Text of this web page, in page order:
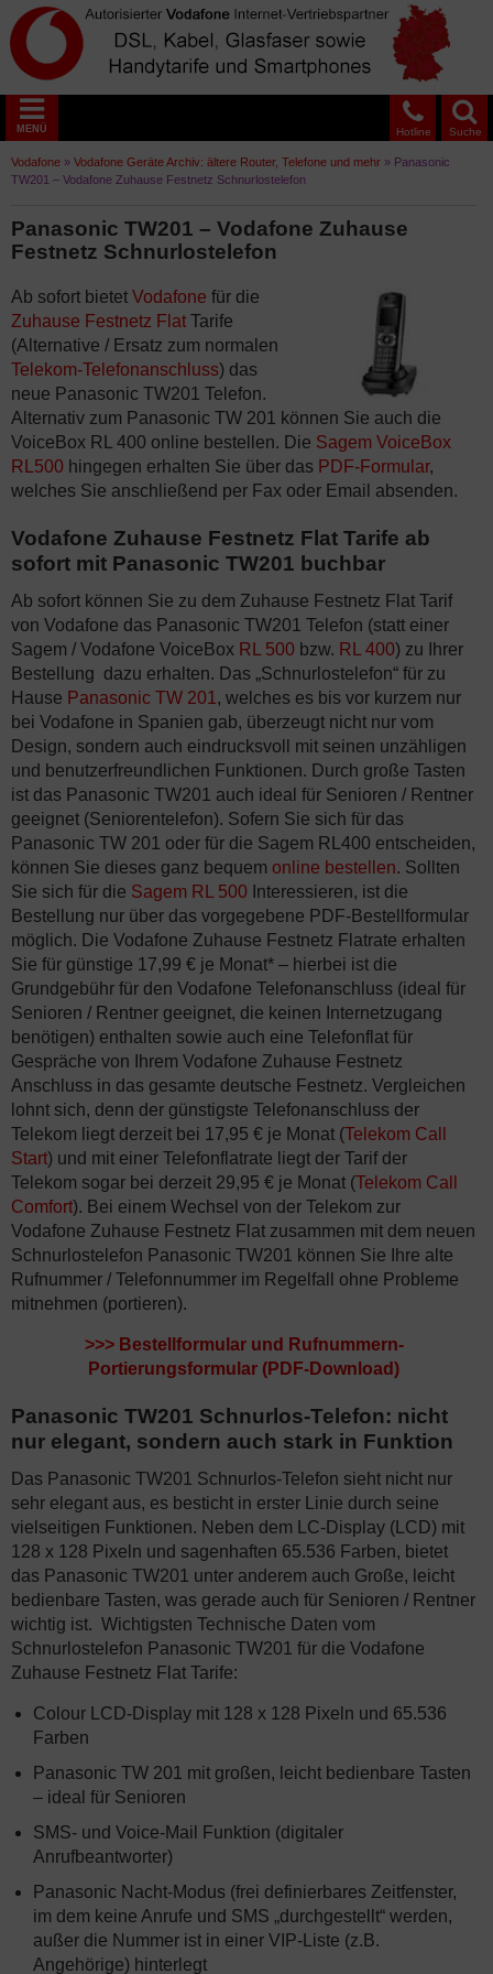
Suche
Hotline
MENÜ
Vodafone » Vodafone Geräte Archiv: ältere Router, Telefone und mehr » Panasonic
TW201 – Vodafone Zuhause Festnetz Schnurlostelefon
Panasonic TW201 – Vodafone Zuhause
Festnetz Schnurlostelefon
Ab sofort bietet Vodafone für die
Zuhause Festnetz Flat Tarife
(Alternative / Ersatz zum normalen
Telekom-Telefonanschluss) das
neue Panasonic TW201 Telefon.
Alternativ zum Panasonic TW 201 können Sie auch die
VoiceBox RL 400 online bestellen. Die Sagem VoiceBox
RL500 hingegen erhalten Sie über das PDF-Formular,
welches Sie anschließend per Fax oder Email absenden.
Vodafone Zuhause Festnetz Flat Tarife ab
sofort mit Panasonic TW201 buchbar
Ab sofort können Sie zu dem Zuhause Festnetz Flat Tarif
von Vodafone das Panasonic TW201 Telefon (statt einer
Sagem / Vodafone VoiceBox RL 500 bzw. RL 400) zu Ihrer
Bestellung dazu erhalten. Das „Schnurlostelefon“ für zu
Hause Panasonic TW 201 , welches es bis vor kurzem nur
bei Vodafone in Spanien gab, überzeugt nicht nur vom
Design, sondern auch eindrucksvoll mit seinen unzähligen
und benutzerfreundlichen Funktionen. Durch große Tasten
ist das Panasonic TW201 auch ideal für Senioren / Rentner
geeignet (Seniorentelefon). Sofern Sie sich für das
Panasonic TW 201 oder für die Sagem RL400 entscheiden,
können Sie dieses ganz bequem online bestellen. Sollten
Sie sich für die Sagem RL 500 Interessieren, ist die
Bestellung nur über das vorgegebene PDF-Bestellformular
möglich. Die Vodafone Zuhause Festnetz Flatrate erhalten
Sie für günstige 17,99 € je Monat* – hierbei ist die
Grundgebühr für den Vodafone Telefonanschluss (ideal für
Senioren / Rentner geeignet, die keinen Internetzugang
benötigen) enthalten sowie auch eine Telefonflat für
Gespräche von Ihrem Vodafone Zuhause Festnetz
Anschluss in das gesamte deutsche Festnetz. Vergleichen
lohnt sich, denn der günstigste Telefonanschluss der
Telekom liegt derzeit bei 17,95 € je Monat (Telekom Call
Start) und mit einer Telefonflatrate liegt der Tarif der
Telekom sogar bei derzeit 29,95 € je Monat (Telekom Call
Comfort). Bei einem Wechsel von der Telekom zur
Vodafone Zuhause Festnetz Flat zusammen mit dem neuen
Schnurlostelefon Panasonic TW201 können Sie Ihre alte
Rufnummer / Telefonnummer im Regelfall ohne Probleme
mitnehmen (portieren).
>>> Bestellformular und Rufnummern-
Portierungsformular (PDF-Download)
Panasonic TW201 Schnurlos-Telefon: nicht
nur elegant, sondern auch stark in Funktion
Das Panasonic TW201 Schnurlos-Telefon sieht nicht nur
sehr elegant aus, es besticht in erster Linie durch seine
vielseitigen Funktionen. Neben dem LC-Display (LCD) mit
128 x 128 Pixeln und sagenhaften 65.536 Farben, bietet
das Panasonic TW201 unter anderem auch Große, leicht
bedienbare Tasten, was gerade auch für Senioren / Rentner
wichtig ist. Wichtigsten Technische Daten vom
Schnurlostelefon Panasonic TW201 für die Vodafone
Zuhause Festnetz Flat Tarife:
Colour LCD-Display mit 128 x 128 Pixeln und 65.536
Farben
Panasonic TW 201 mit großen, leicht bedienbare Tasten
– ideal für Senioren
SMS- und Voice-Mail Funktion (digitaler
Anrufbeantworter)
Panasonic Nacht-Modus (frei definierbares Zeitfenster,
im dem keine Anrufe und SMS „durchgestellt“ werden,
außer die Nummer ist in einer VIP-Liste (z.B.
Angehörige) hinterlegt